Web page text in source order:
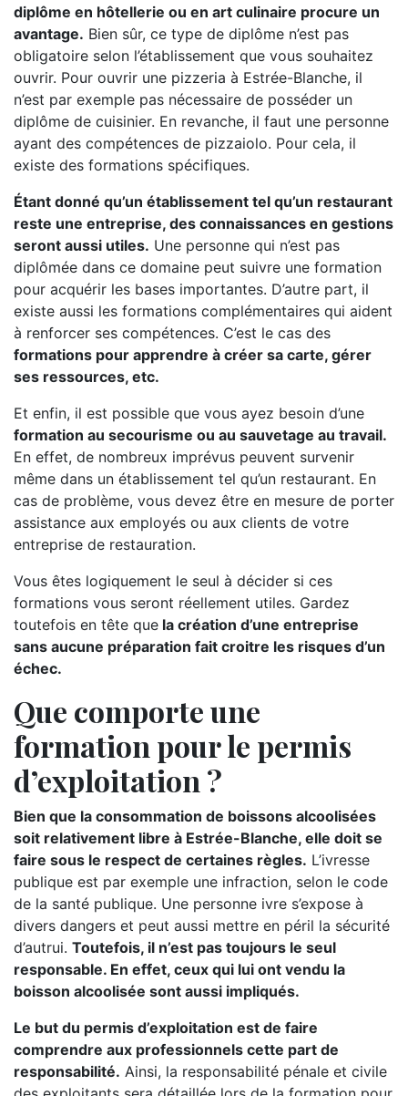
diplôme en hôtellerie ou en art culinaire procure un
avantage. Bien sûr, ce type de diplôme n’est pas
obligatoire selon l’établissement que vous souhaitez
ouvrir. Pour ouvrir une pizzeria à Estrée-Blanche, il
n’est par exemple pas nécessaire de posséder un
diplôme de cuisinier. En revanche, il faut une personne
ayant des compétences de pizzaiolo. Pour cela, il
existe des formations spécifiques.
Étant donné qu’un établissement tel qu’un restaurant
reste une entreprise, des connaissances en gestions
seront aussi utiles. Une personne qui n’est pas
diplômée dans ce domaine peut suivre une formation
pour acquérir les bases importantes. D’autre part, il
existe aussi les formations complémentaires qui aident
à renforcer ses compétences. C’est le cas des
formations pour apprendre à créer sa carte, gérer
ses ressources, etc.
Et enfin, il est possible que vous ayez besoin d’une
formation au secourisme ou au sauvetage au travail.
En effet, de nombreux imprévus peuvent survenir
même dans un établissement tel qu’un restaurant. En
cas de problème, vous devez être en mesure de porter
assistance aux employés ou aux clients de votre
entreprise de restauration.
Vous êtes logiquement le seul à décider si ces
formations vous seront réellement utiles. Gardez
toutefois en tête que la création d’une entreprise
sans aucune préparation fait croitre les risques d’un
échec.
Que comporte une
formation pour le permis
d’exploitation ?
Bien que la consommation de boissons alcoolisées
soit relativement libre à Estrée-Blanche, elle doit se
faire sous le respect de certaines règles. L’ivresse
publique est par exemple une infraction, selon le code
de la santé publique. Une personne ivre s’expose à
divers dangers et peut aussi mettre en péril la sécurité
d’autrui. Toutefois, il n’est pas toujours le seul
responsable. En effet, ceux qui lui ont vendu la
boisson alcoolisée sont aussi impliqués.
Le but du permis d’exploitation est de faire
comprendre aux professionnels cette part de
responsabilité. Ainsi, la responsabilité pénale et civile